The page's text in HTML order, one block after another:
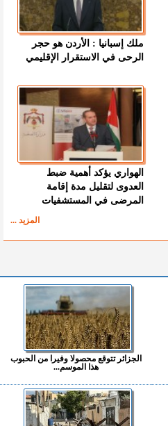
ملك إسبانيا : الأردن هو حجر
الرحى في الاستقرار الإقليمي
الهواري يؤكد أهمية ضبط
العدوى لتقليل مدة إقامة
المرضى في المستشفيات
المزيد ...
الجزائر تتوقع محصولا وفيرا من الحبوب
هذا الموسم...